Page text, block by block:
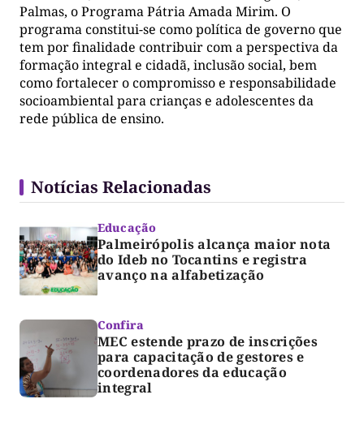
Palmas, o Programa Pátria Amada Mirim. O
programa constitui-se como política de governo que
tem por finalidade contribuir com a perspectiva da
formação integral e cidadã, inclusão social, bem
como fortalecer o compromisso e responsabilidade
socioambiental para crianças e adolescentes da
rede pública de ensino.
Notícias Relacionadas
Educação
Palmeirópolis alcança maior nota
do Ideb no Tocantins e registra
avanço na alfabetização
Confira
MEC estende prazo de inscrições
para capacitação de gestores e
coordenadores da educação
integral